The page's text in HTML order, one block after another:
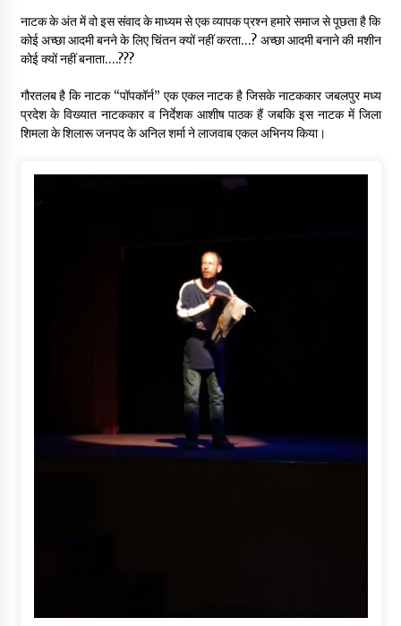
नाटक के अंत में वो इस संवाद के माध्यम से एक व्यापक प्रश्न हमारे समाज से पूछता है कि
कोई अच्छा आदमी बनने के लिए चिंतन क्यों नहीं करता…? अच्छा आदमी बनाने की मशीन
कोई क्यों नहीं बनाता….???
गौरतलब है कि नाटक “पॉपकॉर्न” एक एकल नाटक है जिसके नाटककार जबलपुर मध्य
प्रदेश के विख्यात नाटककार व निर्देशक आशीष पाठक हैं जबकि इस नाटक में जिला
शिमला के शिलारू जनपद के अनिल शर्मा ने लाजवाब एकल अभिनय किया।